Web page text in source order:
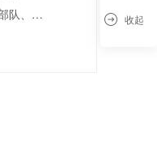
中国人民武装警察部队、军队离休、退休干部和退休士官的抚恤优待的给付
收起